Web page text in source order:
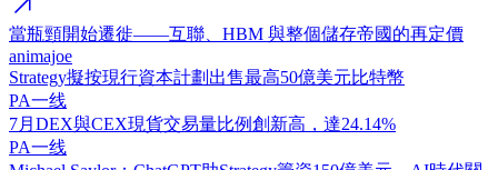
當瓶頸開始遷徙——互聯、HBM 與整個儲存帝國的再定價
animajoe
Strategy擬按現行資本計劃出售最高50億美元比特幣
PA一线
7月DEX與CEX現貨交易量比例創新高，達24.14%
PA一线